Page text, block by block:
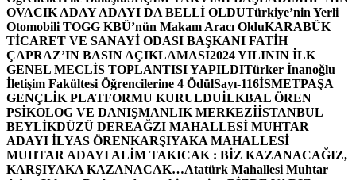
OVACIK ADAY ADAYI DA BELLİ OLDUTürkiye’nin Yerli
Otomobili TOGG KBÜ’nün Makam Aracı OlduKARABÜK
TİCARET VE SANAYİ ODASI BAŞKANI FATİH
ÇAPRAZ’IN BASIN AÇIKLAMASI2024 YILININ İLK
GENEL MECLİS TOPLANTISI YAPILDITürker İnanoğlu
İletişim Fakültesi Öğrencilerine 4 ÖdülSayı-116İSMETPAŞA
GENÇLİK PLATFORMU KURULDUİLKBAL ÖREN
PSİKOLOG VE DANIŞMANLIK MERKEZİİSTANBUL
BEYLİKDÜZÜ DEREAĞZI MAHALLESİ MUHTAR
ADAYI İLYAS ÖRENKARŞIYAKA MAHALLESİ
MUHTAR ADAYI ALİM TAKICAK : BİZ KAZANACAĞIZ,
KARŞIYAKA KAZANACAK…Atatürk Mahallesi Muhtar